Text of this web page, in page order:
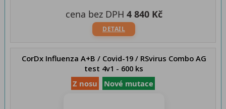
DETAIL
cena bez DPH 4 840 Kč
CorDx Influenza A+B / Covid-19 / RSvirus Combo AG
test 4v1 - 600 ks
Z nosu
Nové mutace